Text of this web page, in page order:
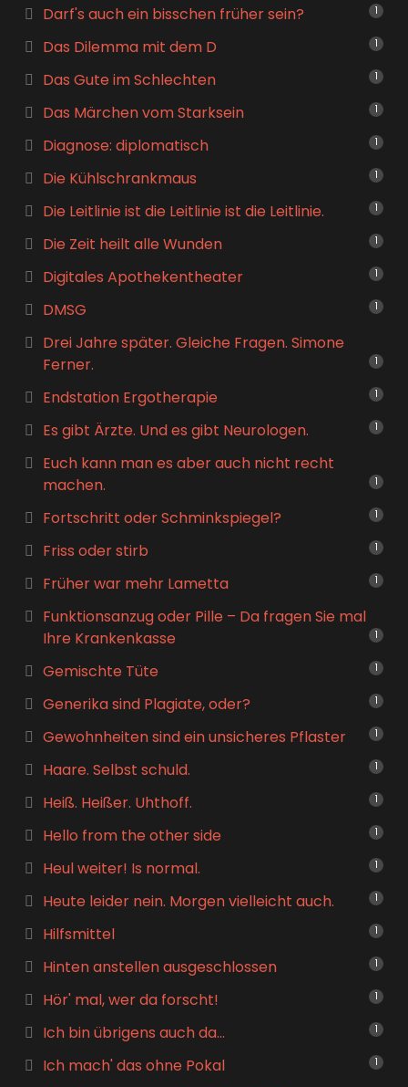
Darf's auch ein bisschen früher sein? 1
Das Dilemma mit dem D 1
Das Gute im Schlechten 1
Das Märchen vom Starksein 1
Diagnose: diplomatisch 1
Die Kühlschrankmaus 1
Die Leitlinie ist die Leitlinie ist die Leitlinie. 1
Die Zeit heilt alle Wunden 1
Digitales Apothekentheater 1
DMSG 1
Drei Jahre später. Gleiche Fragen. Simone
Ferner.
1
Endstation Ergotherapie 1
Es gibt Ärzte. Und es gibt Neurologen. 1
Euch kann man es aber auch nicht recht
machen.
1
Fortschritt oder Schminkspiegel? 1
Friss oder stirb 1
Früher war mehr Lametta 1
Funktionsanzug oder Pille – Da fragen Sie mal
Ihre Krankenkasse
1
Gemischte Tüte 1
Generika sind Plagiate, oder? 1
Gewohnheiten sind ein unsicheres Pflaster 1
Haare. Selbst schuld. 1
Heiß. Heißer. Uhthoff. 1
Hello from the other side 1
Heul weiter! Is normal. 1
Heute leider nein. Morgen vielleicht auch. 1
Hilfsmittel 1
Hinten anstellen ausgeschlossen 1
Hör' mal, wer da forscht! 1
Ich bin übrigens auch da… 1
Ich mach' das ohne Pokal 1